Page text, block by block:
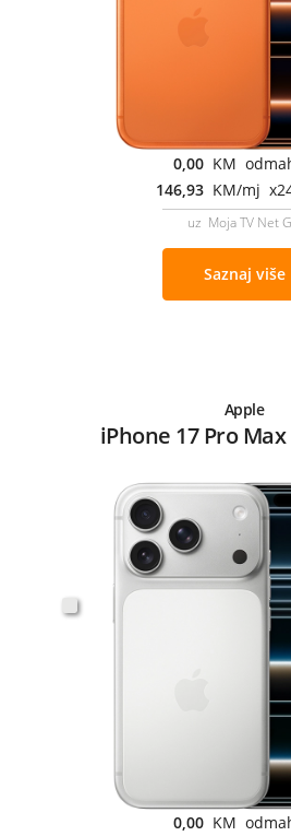
0,00 KM
146,93 KM/mj
uz Moja TV Net
Saznaj više
Apple
iPhone 17 Pro
0,00 KM